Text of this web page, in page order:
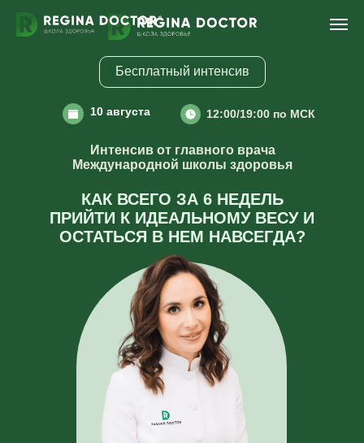
Интенсив отглавного врача
Международной школы здоровья
КАК ВСЕГО ЗА 6 НЕДЕЛЬ
ПРИЙТИ К ИДЕАЛЬНОМУ ВЕСУ И
ОСТАТЬСЯ В НЕМ НАВСЕГДА?
Бесплатный интенсив
10 августа 12:00/19:00 по МСК